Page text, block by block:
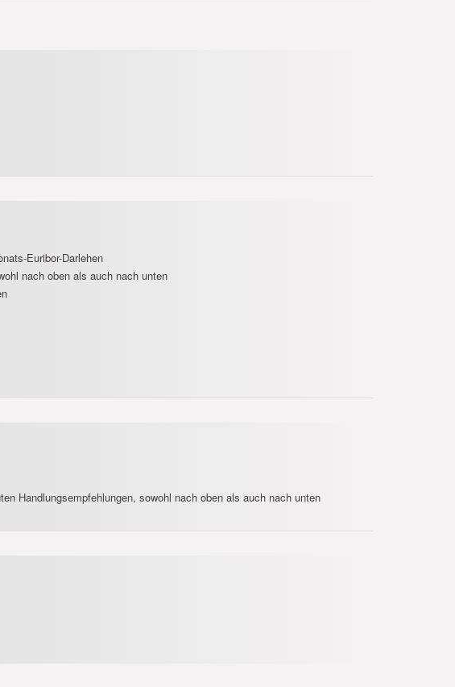
Euribor-Darlehen
nach oben als auch nach unten
Handlungsempfehlungen, sowohl nach oben als auch nach unten